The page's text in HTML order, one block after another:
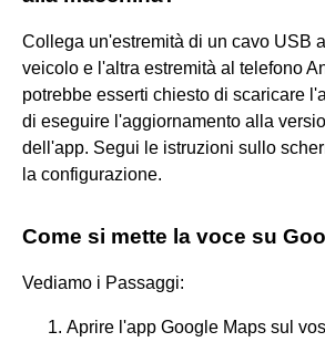
Collega un'estremità di un cavo USB
veicolo e l'altra estremità al telefono
potrebbe esserti chiesto di scaricare
di eseguire l'aggiornamento alla
dell'app. Segui le istruzioni sullo
la configurazione.
Come si mette la voce su
Vediamo i Passaggi:
Aprire l'app Google Maps sul